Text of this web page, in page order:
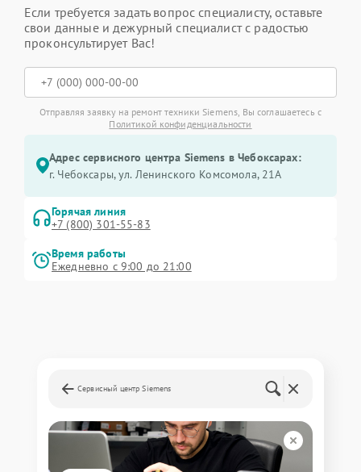
Если требуется задать вопрос специалисту, оставьте
свои данные и дежурный специалист с радостью
проконсультирует Вас!
Отправляя заявку на ремонт техники Siemens, Вы соглашаетесь с
Политикой конфиденциальности
Адрес сервисного центра Siemens в Чебоксарах:
г. Чебоксары, ул. Ленинского Комсомола, 21А
Горячая линия
+7 (800) 301-55-83
Время работы
Ежедневно с 9:00 до 21:00
Сервисный центр Siemens